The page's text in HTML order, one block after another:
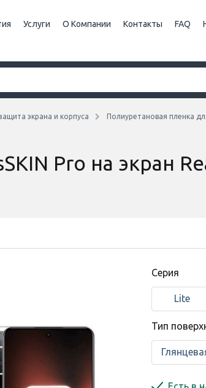
Услуги О Компании Контакты FAQ
экрана и корпуса Полиуретановая пленка
Pro на экран
Cерия
Lite
Тип